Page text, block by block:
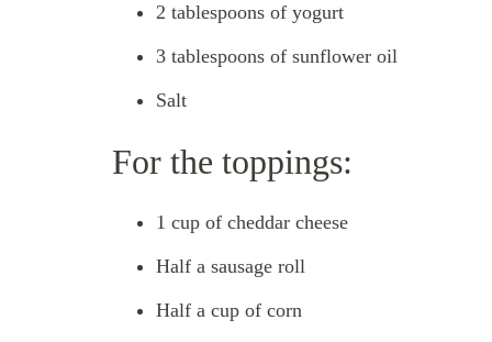
2 tablespoons of yogurt
3 tablespoons of sunflower oil
Salt
For the toppings:
1 cup of cheddar cheese
Half a sausage roll
Half a cup of corn